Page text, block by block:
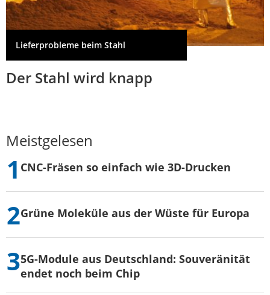
Lieferprobleme beim Stahl
Der Stahl wird knapp
Meistgelesen
CNC-Fräsen so einfach wie 3D-Drucken
Grüne Moleküle aus der Wüste für Europa
5G-Module aus Deutschland: Souveränität
endet noch beim Chip